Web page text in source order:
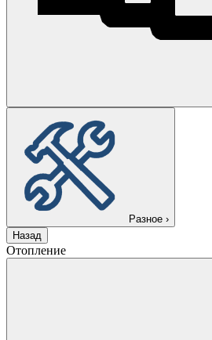
Разное ›
Назад
Отопление